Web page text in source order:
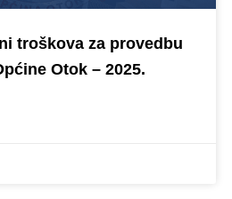
troškova za provedbu
Otok – 2025.